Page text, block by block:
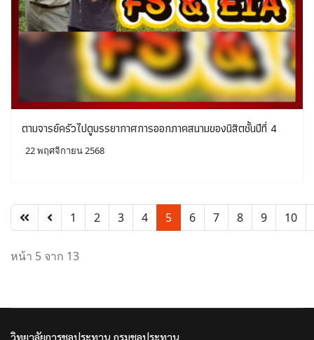
ตามจารย์ครัวไปดูบรรยากาศการออกภาคสนามของนิสิตชั้นปีที่ 4
22 พฤศจิกายน 2568
1 2 3 4 5 6 7 8 9 10
หน้า 5 จาก 13
วิทยาลัยการชลประทาน กรมชลประทาน